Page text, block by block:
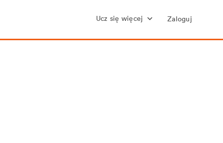
Ucz się więcej Zaloguj